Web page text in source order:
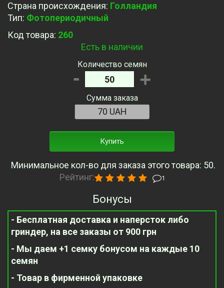
Страна происхождения: Голландия
Тип: Фотопериодичный
Код товара: 260
Есть в наличии
Количество семян
- +
Сумма заказа
Купить
Минимальное кол-во для заказа этого товара: 50.
Рейтинг:
1
Бонусы
- Бесплатная доставка и наперсток либо
гриндер, на все заказы от 900 грн
- Мы даем +1 семку бонусом на каждые 10
семян
- Товар в фирменной упаковке